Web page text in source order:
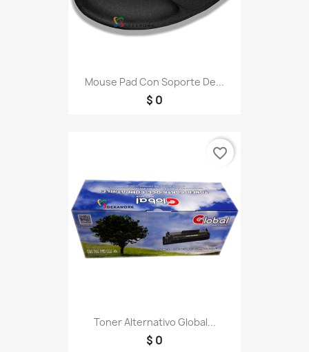
Mouse Pad Con Soporte De...
$ 0
Toner Alternativo Global...
$ 0
favorite_border